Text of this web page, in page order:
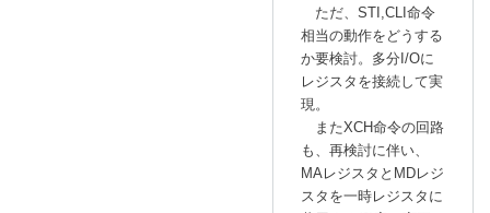
ただ、STI,CLI命令
相当の動作をどうする
か要検討。多分I/Oに
レジスタを接続して実
現。
またXCH命令の回路
も、再検討に伴い、
MAレジスタとMDレジ
スタを一時レジスタに